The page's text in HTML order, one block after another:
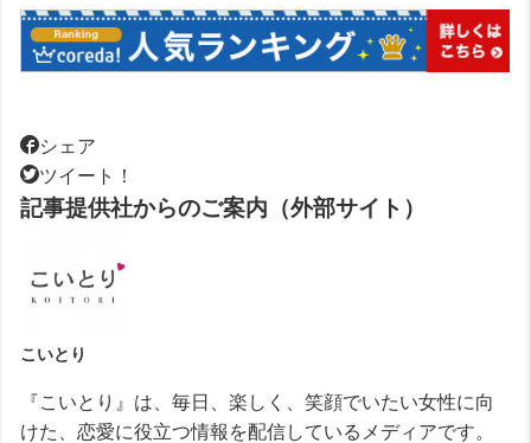
シェア
ツイート！
記事提供社からのご案内（外部サイト）
こいとり
『こいとり』は、毎日、楽しく、笑顔でいたい女性に向
けた、恋愛に役立つ情報を配信しているメディアです。